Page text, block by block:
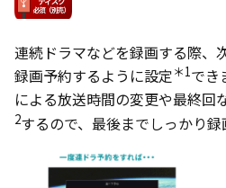
連続ドラマなどを録画する際、
録画予約するように設定＊1でき
による放送時間の変更や最終回
2するので、最後までしっかり録